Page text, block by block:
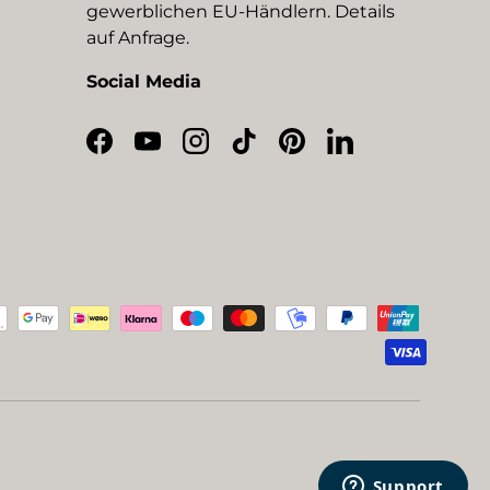
gewerblichen EU-Händlern. Details
auf Anfrage.
Social Media
Facebook
YouTubeInstagram
TikTokPinterestLinkedIn